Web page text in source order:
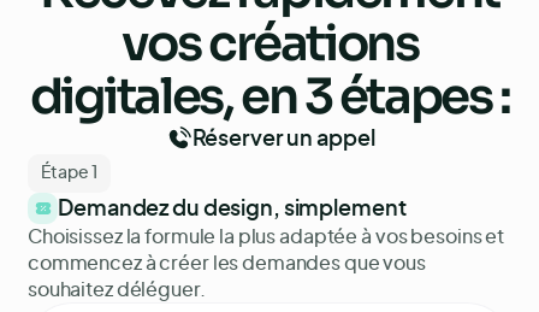
voscréations
digitales, en 3 étapes :
Réserver un appel
Étape 1
Demandez du design, simplement
Choisissez la formule la plus adaptée à vos besoins et
commencez à créer les demandes que vous
souhaitez déléguer.